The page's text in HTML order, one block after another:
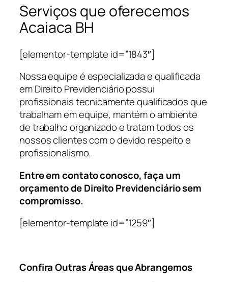
Serviços que oferecemos
Acaiaca BH
[elementor-template id=”1843″]
Nossa equipe é especializada e qualificada
em Direito Previdenciário possui
profissionais tecnicamente qualificados que
trabalham em equipe, mantém o ambiente
de trabalho organizado e tratam todos os
nossos clientes com o devido respeito e
profissionalismo.
Entre em contato conosco, faça um
orçamento de Direito Previdenciário sem
compromisso.
[elementor-template id=”1259″]
Confira Outras Áreas que Abrangemos